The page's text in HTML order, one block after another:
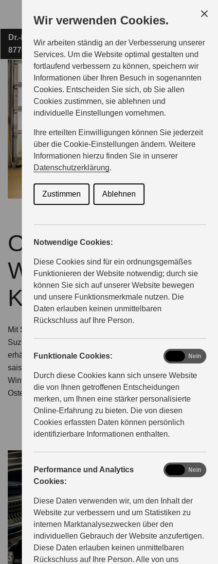
Wir verwenden Cookies.
Wir arbeiten ständig an der Verbesserung unserer
Services. Um die Website optimal gestalten und
fortlaufend verbessern zu können, speichern wir
Informationen über Ihren Besuch in sogenannten
Cookies. Entscheiden Sie sich, ob Sie allen
Cookies zustimmen, sie ablehnen und
individuelle Einstellungen vornehmen.
Ihre erteilten Einwilligungen können Sie jederzeit
über die Cookie-Einstellungen ändern. Weitere
Informationen hierzu finden Sie in unserer
Datenschutzerklärung.
Zustimmen Ablehnen
Notwendige Cookies:
Diese Cookies sind für ein ordnungsgemäßes
Funktionieren der Website notwendig; durch sie
können Sie sich auf unserer Website bewegen
und unsere Funktionsmerkmale nutzen. Die
Daten erlauben keinen unmittelbaren
Rückschluss auf Ihre Person.
Funktionale Cookies:
Durch diese Cookies kann sich unsere Website
die von Ihnen getroffenen Entscheidungen
merken, um Ihnen eine stärker personalisierte
Online-Erfahrung zu bieten. Die von diesen
Cookies erfassten Daten können persönlich
identifizierbare Informationen enthalten.
functional
Nein
Performance und Analytics
Cookies:
Diese Daten verwenden wir, um den Inhalt der
Website zur verbessern und um Statistiken zu
internen Marktanalysezwecken über den
individuellen Gebrauch der Website anzufertigen.
Diese Daten erlauben keinen unmittelbaren
Rückschluss auf Ihre Person. Alle von uns
analyticsNein
Hauptinhalt
AUTO CENTER VERDERAME E.K.
MODELLE
ZUBEHÖR
BERATUNG & KAUF
ÜBER UNS
Dr.-Karl-Lenz-Straße 29
87700 Memmingen
Originalteile &
Winter-
Kompletträder
Mit Suzuki Originalteilen bleibt Ihr Suzuki zu 100 %
Suzuki. Das zahlt sich aus: Denn die hohe Qualität
erhält auch den Wert Ihres Suzuki. Dazu empfehlen wir
saisonale Bereifung mit Suzuki Original
Winterkompletträdern. So sind Sie von Oktober bis
Ostern sicher und sorgenfrei unterwegs.